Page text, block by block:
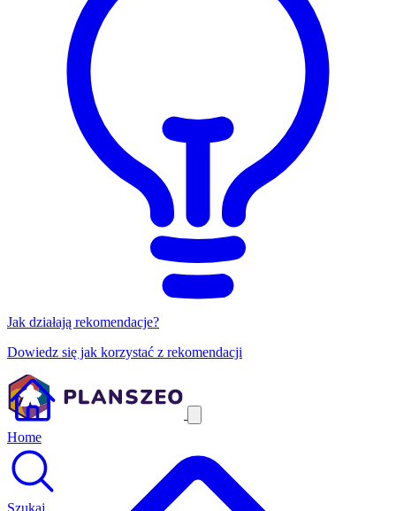
Jak działają rekomendacje?
Dowiedz się jak korzystać z rekomendacji
Home
Szukaj